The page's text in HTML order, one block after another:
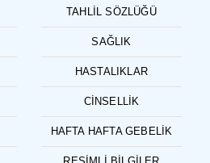
TAHLIL SÖZLÜĞÜ
SAĞLIK
HASTALIKLAR
CINSELLIK
HAFTA HAFTA GEBELIK